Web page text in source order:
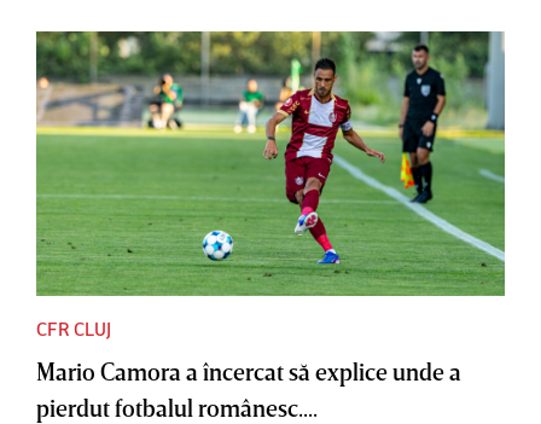
CFR CLUJ
Mario Camora a încercat să explice unde a
pierdut fotbalul românesc....